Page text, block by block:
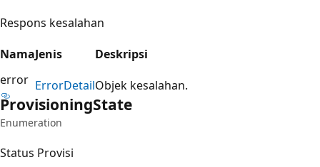
Respons kesalahan
NamaJenis
Deskripsi
error ErrorDetailObjek kesalahan.
ProvisioningState
Enumeration
Status Provisi